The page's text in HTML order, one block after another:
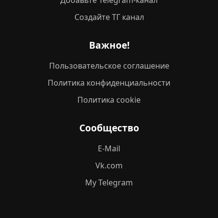
Создайте ТГ канал
Важное!
Пользовательское соглашение
Политика конфиденциальности
Политика cookie
Сообщество
E-Mail
Vk.com
My Telegram